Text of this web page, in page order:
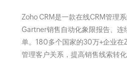
Zoho CRM是一款在线CRM管理
Gartner销售自动化象限报告、连
单。180多个国家的30万+企业在
管理客户关系，提高销售线索转化